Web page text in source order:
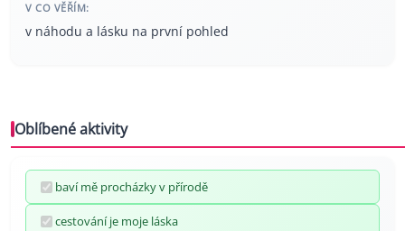
V CO VĚŘÍM:
v náhodu a lásku na první pohled
Oblíbené aktivity
baví mě procházky v přírodě
cestování je moje láska